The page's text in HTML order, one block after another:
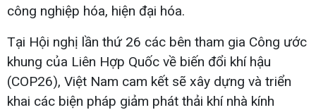
công nghiệp hóa, hiện đại hóa.
Tại Hội nghị lần thứ 26 các bên tham gia Công ước
khung của Liên Hợp Quốc về biến đổi khí hậu
(COP26), Việt Nam cam kết sẽ xây dựng và triển
khai các biện pháp giảm phát thải khí nhà kính